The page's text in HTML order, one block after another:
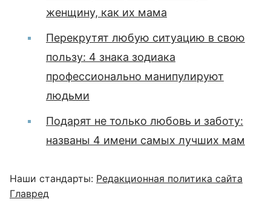
женщину, как их мама
Перекрутят любую ситуацию в свою
пользу: 4 знака зодиака
профессионально манипулируют
людьми
Подарят не только любовь и заботу:
названы 4 имени самых лучших мам
Наши стандарты: Редакционная политика сайта
Главред